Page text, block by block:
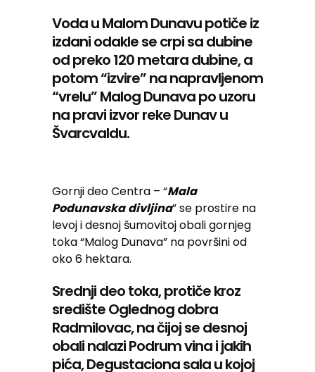
Voda u Malom Dunavu potiče iz
izdani odakle se crpi sa dubine
od preko 120 metara dubine, a
potom “izvire” na napravljenom
“vrelu” Malog Dunava po uzoru
na pravi izvor reke Dunav u
Švarcvaldu.
Gornji deo Centra – “Mala
Podunavska divljina” se prostire na
levoj i desnoj šumovitoj obali gornjeg
toka “Malog Dunava” na površini od
oko 6 hektara.
Srednji deo toka, protiče kroz
središte Oglednog dobra
Radmilovac, na čijoj se desnoj
obali nalazi Podrum vina i jakih
pića, Degustaciona sala u kojoj